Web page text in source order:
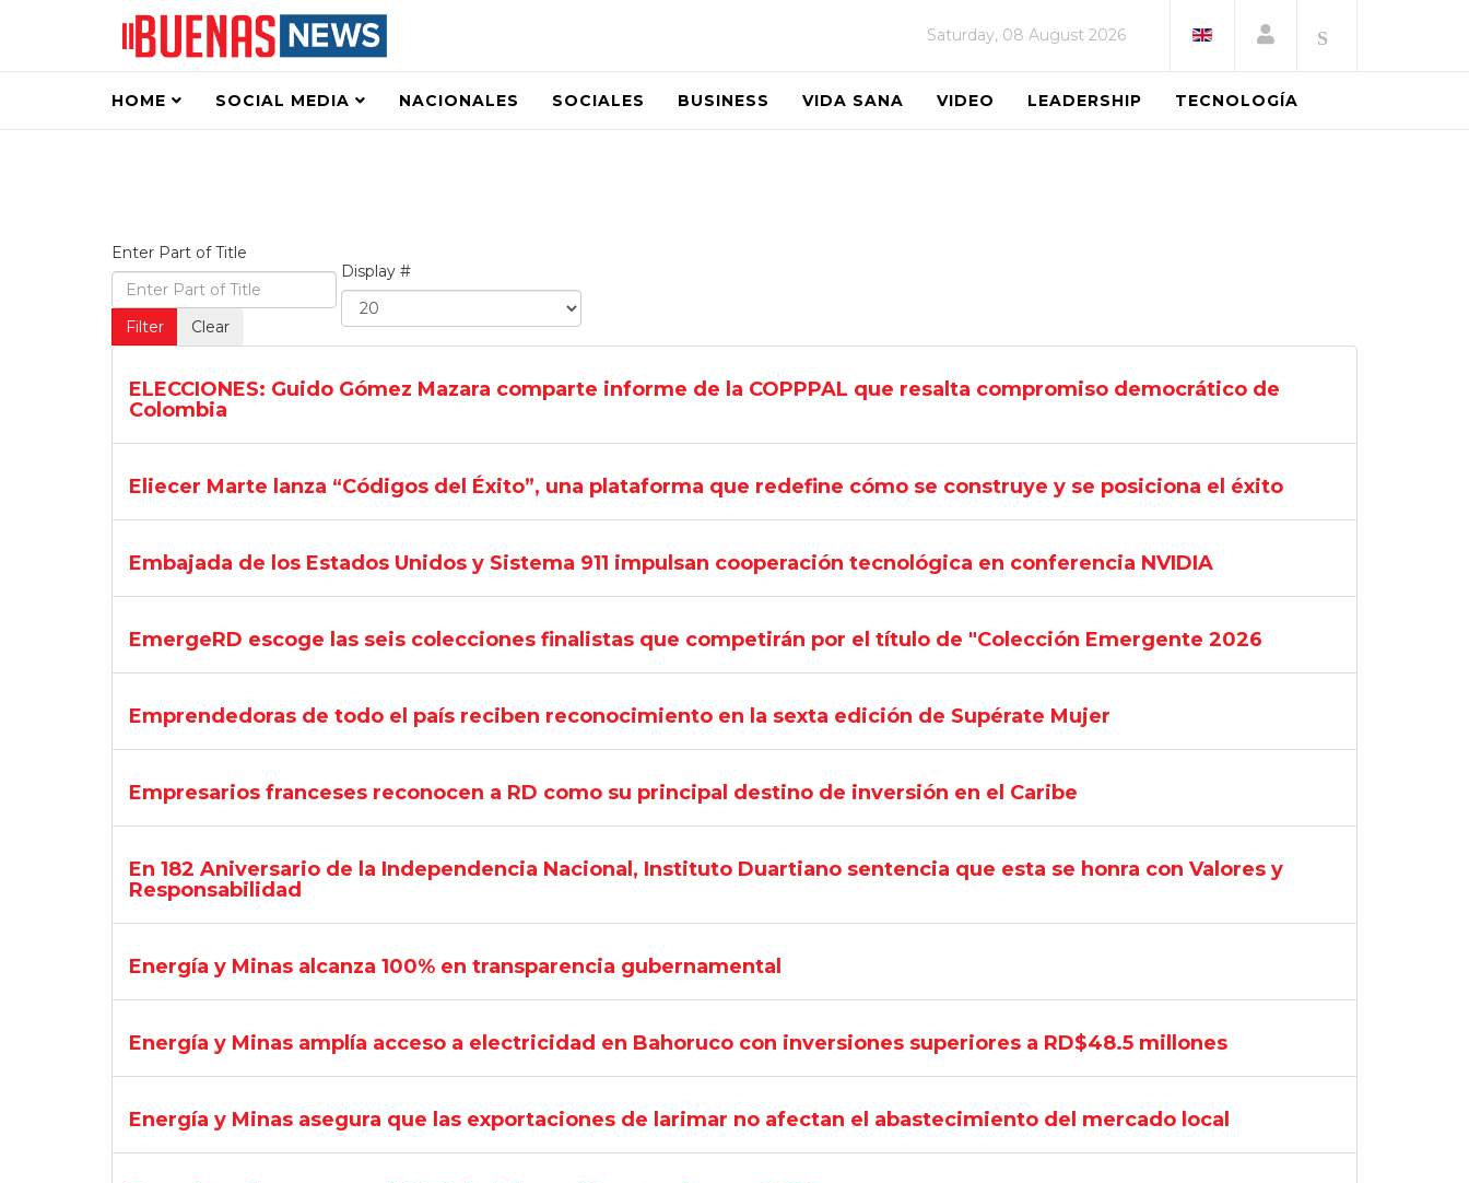
Saturday, 08 August 2026
HOME SOCIAL MEDIA NACIONALES SOCIALES BUSINESS VIDA SANA VIDEO LEADERSHIP TECNOLOGÍA
Enter Part of Title
Filter Clear
Display #
ELECCIONES: Guido Gómez Mazara comparte informe de la COPPPAL que resalta compromiso democrático de
Colombia
Eliecer Marte lanza “Códigos del Éxito”, una plataforma que redefine cómo se construye y se posiciona el éxito
Embajada de los Estados Unidos y Sistema 911 impulsan cooperación tecnológica en conferencia NVIDIA
EmergeRD escoge las seis colecciones finalistas que competirán por el título de "Colección Emergente 2026
Emprendedoras de todo el país reciben reconocimiento en la sexta edición de Supérate Mujer
Empresarios franceses reconocen a RD como su principal destino de inversión en el Caribe
En 182 Aniversario de la Independencia Nacional, Instituto Duartiano sentencia que esta se honra con Valores y
Responsabilidad
Energía y Minas alcanza 100% en transparencia gubernamental
Energía y Minas amplía acceso a electricidad en Bahoruco con inversiones superiores a RD$48.5 millones
Energía y Minas asegura que las exportaciones de larimar no afectan el abastecimiento del mercado local